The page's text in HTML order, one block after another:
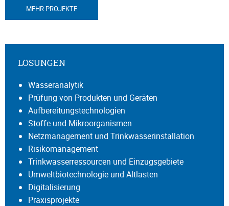
MEHR PROJEKTE
LÖSUNGEN
Wasseranalytik
Prüfung von Produkten und Geräten
Aufbereitungstechnologien
Stoffe und Mikroorganismen
Netzmanagement und Trinkwasserinstallation
Risikomanagement
Trinkwasserressourcen und Einzugsgebiete
Umweltbiotechnologie und Altlasten
Digitalisierung
Praxisprojekte